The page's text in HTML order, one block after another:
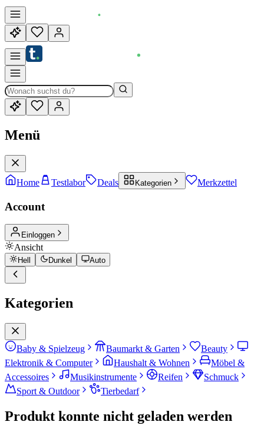
Menü
Home Testlabor Deals Kategorien Merkzettel
Account
Einloggen
Ansicht
Hell Dunkel Auto
Kategorien
Baby & Spielzeug Baumarkt & Garten
Beauty
Elektronik & Computer
Haushalt & Wohnen
Möbel &
Accessoires
Musikinstrumente Reifen
Schmuck
Sport & Outdoor
Tierbedarf
Produkt konnte nicht geladen werden